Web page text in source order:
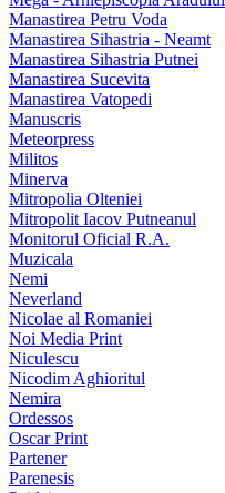
Manastirea Petru Voda
Manastirea Sihastria - Neamt
Manastirea Sihastria Putnei
Manastirea Sucevita
Manastirea Vatopedi
Manuscris
Meteorpress
Militos
Minerva
Mitropolia Olteniei
Mitropolit Iacov Putneanul
Monitorul Oficial R.A.
Muzicala
Nemi
Neverland
Nicolae al Romaniei
Noi Media Print
Niculescu
Nicodim Aghioritul
Nemira
Ordessos
Oscar Print
Partener
Parenesis